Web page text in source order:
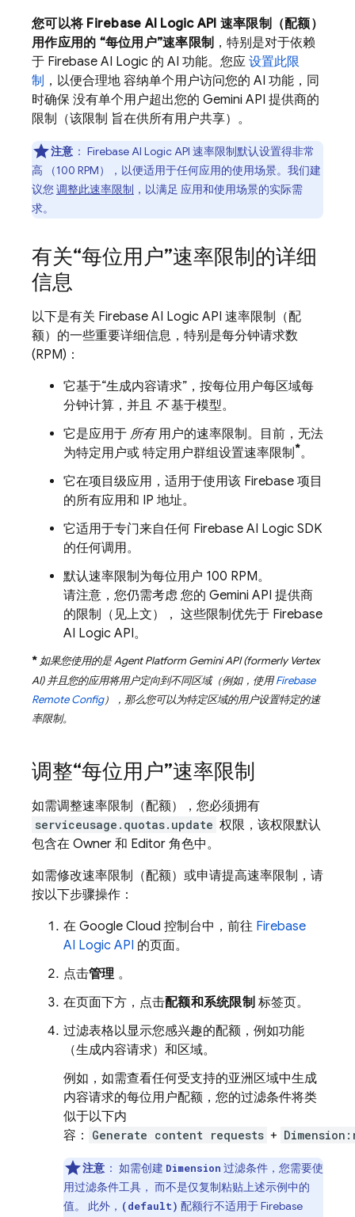
您可以将 Firebase AI LogicAPI 速率限制（配额）
用作应用的 “每位用户”速率限制 ，特别是对于依赖
于 Firebase AI Logic 的 AI 功能。您应 设置此限
制 ，以便合理地 容纳单个用户访问您的 AI 功能，同
时确保 没有单个用户超出您的 Gemini API 提供商的
限制（该限制 旨在供所有用户共享）。
注意 ： Firebase AI LogicAPI 速率限制默认设置得非常
高 （100 RPM），以便适用于任何应用的使用场景。我们建
议您 调整此速率限制 ，以满足 应用和使用场景的实际需
求。
有关“每位用户”速率限制的详细
信息
以下是有关 Firebase AI Logic API 速率限制（配
额）的一些重要详细信息，特别是每分钟请求数
(RPM)：
它基于“生成内容请求”，按每位用户每区域每
分钟计算，并且 不基于模型。
它是应用于 所有用户的速率限制。目前，无法
为特定用户或 特定用户群组设置速率限制*。
它在项目级应用，适用于使用该 Firebase 项目
的所有应用和 IP 地址。
它适用于专门来自任何 Firebase AI Logic SDK
的任何调用。
默认速率限制为每位用户 100 RPM。
请注意，您仍需考虑 您的 Gemini API 提供商
的限制（见上文）， 这些限制优先于 Firebase
AI Logic API。
* 如果您使用的是Agent Platform Gemini API (formerly Vertex
AI)并且您的应用将用户定向到不同区域（例如，使用Firebase
Remote Config），那么您可以为特定区域的用户设置特定的速
率限制。
调整“每位用户”速率限制
如需调整速率限制（配额），您必须拥有
serviceusage.quotas.update 权限，该权限默认
包含在 Owner 和 Editor 角色中。
如需修改速率限制（配额）或申请提高速率限制，请
按以下步骤操作：
在 Google Cloud 控制台中，前往 Firebase
AI Logic API 的页面。
点击管理 。
在页面下方，点击配额和系统限制 标签页。
过滤表格以显示您感兴趣的配额，例如功能
（生成内容请求）和区域。
例如，如需查看任何受支持的亚洲区域中生成
内容请求的每位用户配额，您的过滤条件将类
似于以下内
容：
Generate content requests +
注意 ： 如需创建 Dimension 过滤条件，您需要使
用过滤条件工具， 而不是仅复制粘贴上述示例中的
值。 此外， (default) 配额行不适用于Firebase